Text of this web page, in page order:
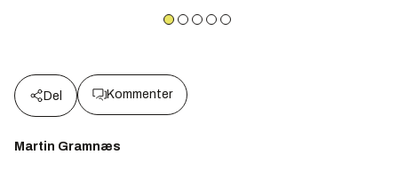
Del Kommenter
Martin Gramnæs